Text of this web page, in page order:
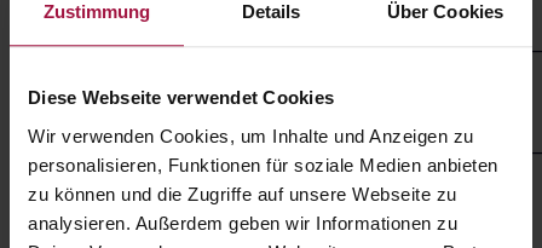
Zustimmung Details Über Cookies
Diese Webseite verwendet Cookies
Wir verwenden Cookies, um Inhalte und Anzeigen zu
personalisieren, Funktionen für soziale Medien anbieten
zu können und die Zugriffe auf unsere Webseite zu
analysieren. Außerdem geben wir Informationen zu
Anschrift des/der Verbraucher(s)